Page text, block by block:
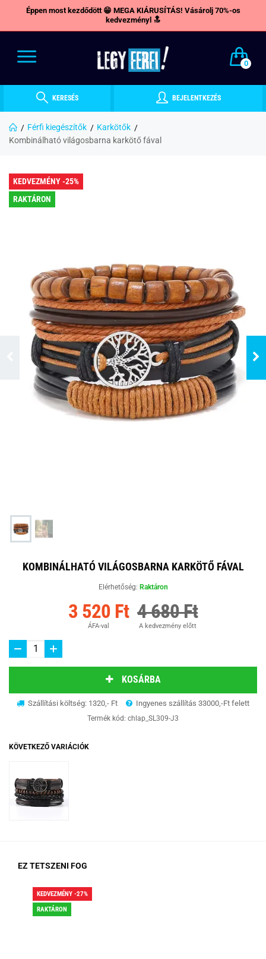
Éppen most kezdődött 😁 MEGA KIÁRUSÍTÁS! Vásárolj 70%-os
kedvezményl 🔝
0
KERESÉS BEJELENTKEZÉS
Férfi kiegészítők
Karkötők
Kombinálható világosbarna karkötő fával
KEDVEZMÉNY -25%
RAKTÁRON
KOMBINÁLHATÓ VILÁGOSBARNA KARKÖTŐ FÁVAL
Elérhetőség: Raktáron
3 520 Ft
ÁFA-val
4 680 Ft
A kedvezmény előtt
KOSÁRBA
Szállítási költség: 1320,- Ft Ingyenes szállítás 33000,-Ft felett
Termék kód: chlap_SL309-J3
KÖVETKEZŐ VARIÁCIÓK
EZ TETSZENI FOG
KEDVEZMÉNY -27%
RAKTÁRON